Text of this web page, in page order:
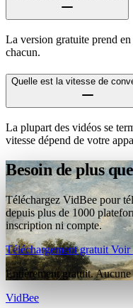
La version gratuite prend
chacun.
Quelle est la vitesse de
La plupart des vidéos se
vitesse dépend de votre
Besoin de plus
Téléchargez VidBee pour
depuis plus de 1000
inscription ni compte.
Téléchargement gratuitVoir
Entièrement gratuit.
VidBee